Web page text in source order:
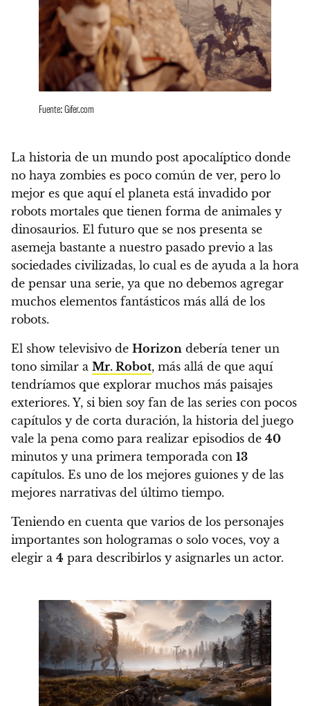
Fuente: Gifer.com
La historia de un mundo post apocalíptico donde
no haya zombies es poco común de ver, pero lo
mejor es que aquí el planeta está invadido por
robots mortales que tienen forma de animales y
dinosaurios. El futuro que se nos presenta se
asemeja bastante a nuestro pasado previo a las
sociedades civilizadas, lo cual es de ayuda a la hora
de pensar una serie, ya que no debemos agregar
muchos elementos fantásticos más allá de los
robots.
El show televisivo de Horizon debería tener un
tono similar a Mr. Robot, más allá de que aquí
tendríamos que explorar muchos más paisajes
exteriores. Y, si bien soy fan de las series con pocos
capítulos y de corta duración, la historia del juego
vale la pena como para realizar episodios de 40
minutos y una primera temporada con 13
capítulos. Es uno de los mejores guiones y de las
mejores narrativas del último tiempo.
Teniendo en cuenta que varios de los personajes
importantes son hologramas o solo voces, voy a
elegir a 4 para describirlos y asignarles un actor.